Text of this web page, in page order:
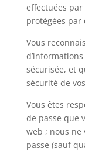
effectuées
protégées par
Vous
sécurisée, et
sécurité de
Vous êtes
de passe que
web ; nous ne
passe (sauf